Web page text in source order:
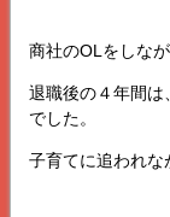
商社のOLをしな
退職後の４年間は
でした。
子育てに追われな